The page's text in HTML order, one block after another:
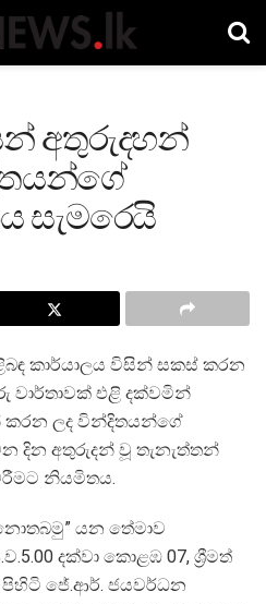
අතුරුදහන්
සැමරෙයි
කාර්යාලය විසින් සකස් කරන
වාර්තාවක් එළි දක්වමින්
ලද වින්දිතයන්ගේ
දින අතුරුදන් වූ තැනැත්තන්
නියමිතය.
යන තේමාව
දක්වා කොළඹ 07, ශ්‍රීමත්
පිහිටි ජේ.ආර්. ජයවර්ධන